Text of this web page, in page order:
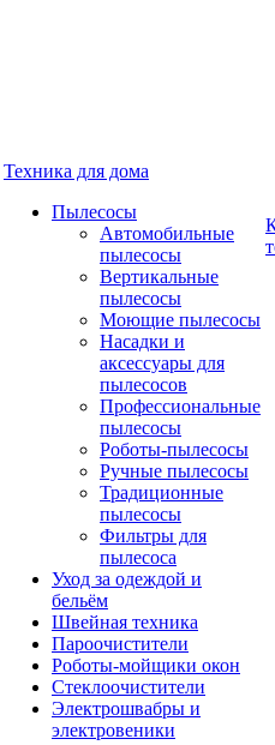
Техника для дома
Пылесосы
Автомобильные
пылесосы
Вертикальные
пылесосы
Моющие пылесосы
Насадки и
аксессуары для
пылесосов
Профессиональные
пылесосы
Роботы-пылесосы
Ручные пылесосы
Традиционные
пылесосы
Фильтры для
пылесоса
Уход за одеждой и
бельём
Швейная техника
Пароочистители
Роботы-мойщики окон
Стеклоочистители
Электрошвабры и
электровеники